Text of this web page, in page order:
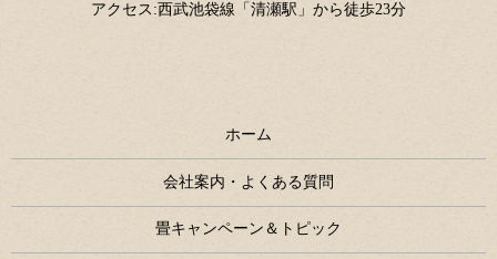
アクセス:西武池袋線「清瀬駅」から徒歩23分
ホーム
会社案内・よくある質問
畳キャンペーン＆トピック